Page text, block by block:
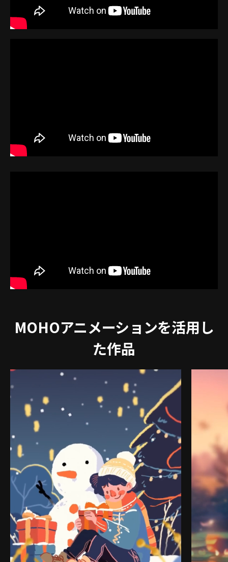
MOHOアニメーションを活用し
た作品